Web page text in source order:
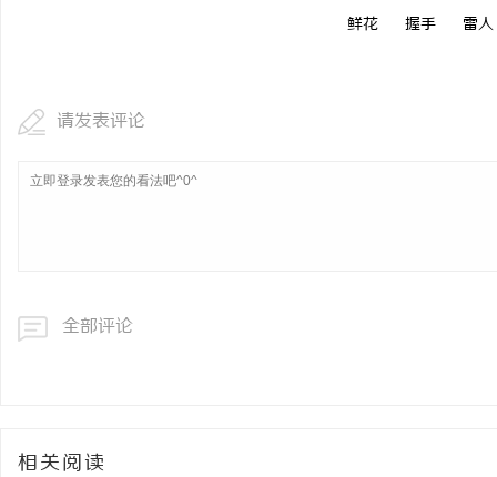
鲜花 握手 雷人
请发表评论
全部评论
相关阅读